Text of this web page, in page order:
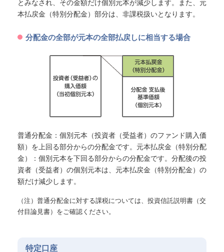
とみなされ、その金額だけ個別元本が減少します。また、元
本払戻金（特別分配金）部分は、非課税扱いとなります。
分配金の全部が元本の全部払戻しに相当する場合
普通分配金：個別元本（投資者（受益者）のファンド購入価
額）を上回る部分からの分配金です。元本払戻金（特別分配
金）：個別元本を下回る部分からの分配金です。分配後の投
資者（受益者）の個別元本は、元本払戻金（特別分配金）の
額だけ減少します。
（注）普通分配金に対する課税については、投資信託説明書（交
付目論見書）をご確認ください。
特定口座